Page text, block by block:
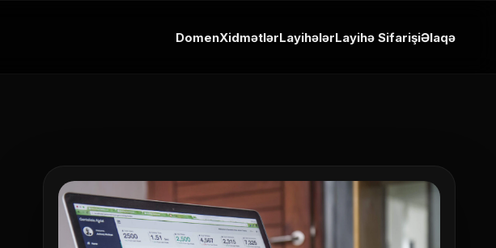
DomenXidmətlərLayihələrLayihə SifarişiƏlaqə